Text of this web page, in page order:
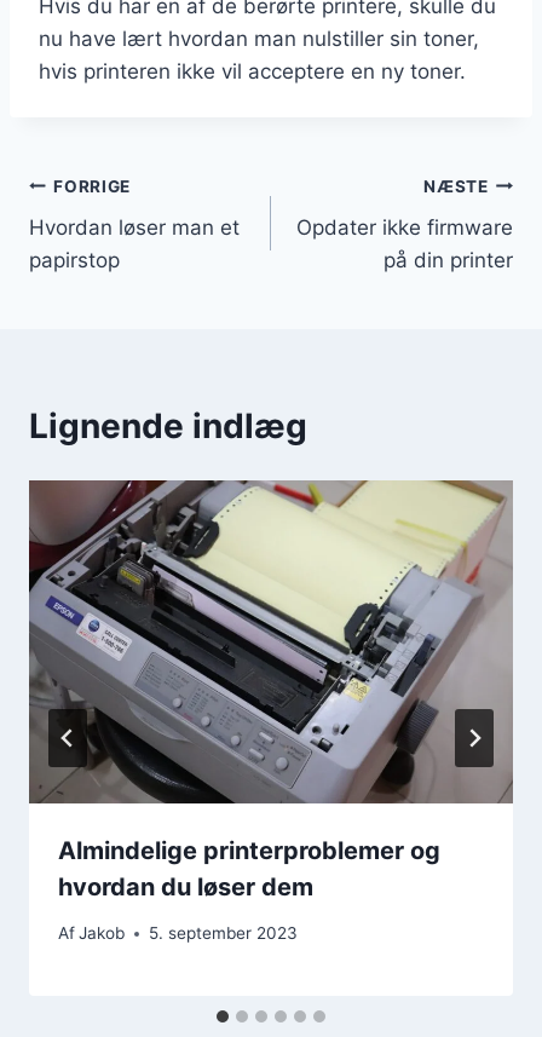
Hvis du har en af de berørte printere, skulle du
nu have lært hvordan man nulstiller sin toner,
hvis printeren ikke vil acceptere en ny toner.
Indlægsnavigation
FORRIGE
Hvordan løser man et
papirstop
NÆSTE
Opdater ikke firmware
på din printer
Lignende indlæg
Almindelige printerproblemer og
hvordan du løser dem
AfJakob 5. september 2023